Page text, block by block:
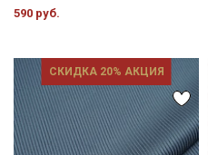
590 руб.
СКИДКА 20% АКЦИЯ